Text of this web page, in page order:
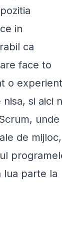
in
ca
face to
o
si aici
unde
de mijloc,
lua parte la